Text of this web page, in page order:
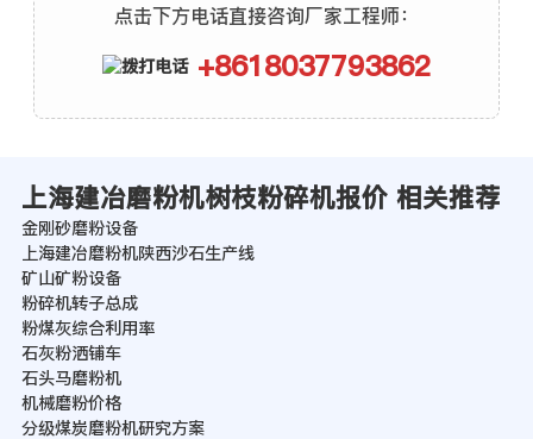
点击下方电话直接咨询厂家工程师：
+8618037793862
上海建冶磨粉机树枝粉碎机报价 相关推荐
金刚砂磨粉设备
上海建冶磨粉机陕西沙石生产线
矿山矿粉设备
粉碎机转子总成
粉煤灰综合利用率
石灰粉洒铺车
石头马磨粉机
机械磨粉价格
分级煤炭磨粉机研究方案